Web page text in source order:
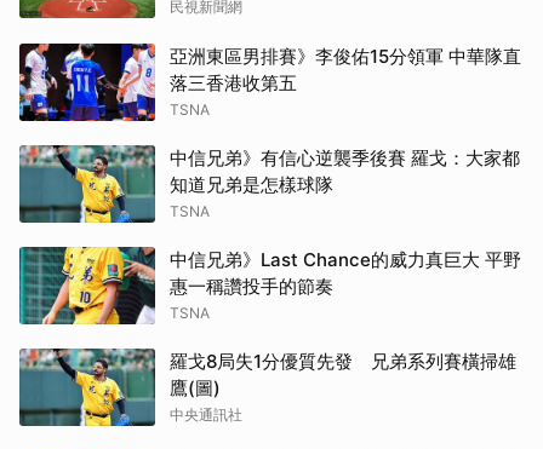
民視新聞網
亞洲東區男排賽》李俊佑15分領軍 中華隊直
落三香港收第五
TSNA
中信兄弟》有信心逆襲季後賽 羅戈：大家都
知道兄弟是怎樣球隊
TSNA
中信兄弟》Last Chance的威力真巨大 平野
惠一稱讚投手的節奏
TSNA
羅戈8局失1分優質先發 兄弟系列賽橫掃雄
鷹(圖)
中央通訊社